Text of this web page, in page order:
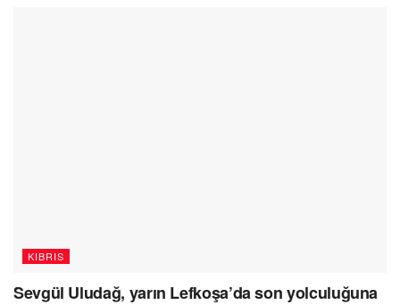
KIBRIS
Sevgül Uludağ, yarın Lefkoşa’da son yolculuğuna